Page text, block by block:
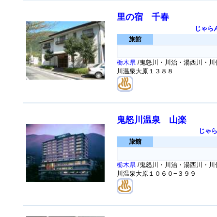
里の宿 千春
じゃら
旅館
栃木県 /鬼怒川・川治・湯西川・
川温泉大原１３８８
鬼怒川温泉 山楽
じゃ
旅館
栃木県 /鬼怒川・川治・湯西川・
川温泉大原１０６０−３９９